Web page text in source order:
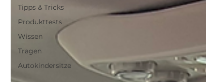
Tipps & Tricks
Produkttests
Wissen
Tragen
Autokindersitze